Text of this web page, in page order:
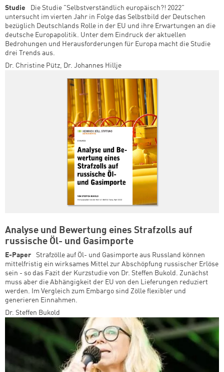
Studie
Die Studie "Selbstverständlich europäisch?! 2022"
untersucht im vierten Jahr in Folge das Selbstbild der Deutschen
bezüglich Deutschlands Rolle in der EU und ihre Erwartungen an die
deutsche Europapolitik. Unter dem Eindruck der aktuellen
Bedrohungen und Herausforderungen für Europa macht die Studie
drei Trends aus.
Dr. Christine Pütz
Dr. Johannes Hillje
Analyse und Bewertung eines Strafzolls auf
russische Öl- und Gasimporte
E-Paper
Strafzölle auf Öl- und Gasimporte aus Russland können
mittelfristig ein wirksames Mittel zur Abschöpfung russischer Erlöse
sein - so das Fazit der Kurzstudie von Dr. Steffen Bukold. Zunächst
muss aber die Abhängigkeit der EU von den Lieferungen reduziert
werden. Im Vergleich zum Embargo sind Zölle flexibler und
generieren Einnahmen.
Dr. Steffen Bukold